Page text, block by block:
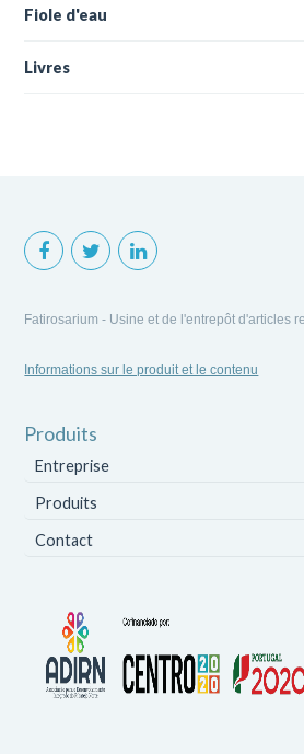
Fiole d'eau
Livres
Fatirosarium - Usine et de l'entrepôt d'articles
Informations sur le produit et le contenu
Produits
Entreprise
Produits
Contact